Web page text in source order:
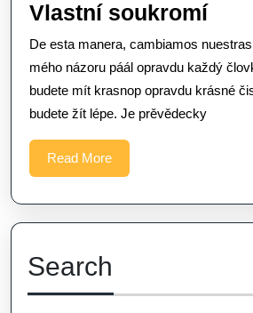
Vlastní soukromí
De esta manera, cambiamos
mého názoru páál opravdu každý
budete mít krasnop opravdu krásné
budete žít lépe. Je prěvědecky
Read MoreRead
More
Search